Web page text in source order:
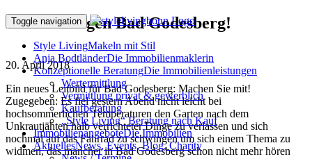
Toggle navigation
Style LivingMakeln mit Stil
Anja BodtländerDie Immobilienmaklerin
Konzeptionelle BeratungDie Immobilienleistungen
Wertermittlung
Vermittlung privat & gewerblich
Kaufberatung
„Style Living“ Beratung nach Kauf
ImmobilienangeboteDie Immobilien
AktuellesNews, Events, Blog, Charity
Guten Morgen Bad Godesberg!
20. April 2018
Ein neues Leitbild für Bad Godesberg: Machen Sie mit!
Zugegeben: Es fiel gestern Abend nicht leicht bei
hochsommerlichen Temperaturen den Garten nach dem
Unkrautjähten halb verrichteter Dinge zu verlassen und sich
nochmal auf das Fahrrad zu schwingen um sich einem Thema zu
widmen, das mancher in Bad Godesberg schon nicht mehr hören